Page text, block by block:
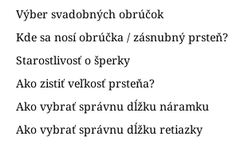
Výber svadobných obrúčok
Kde sa nosí obrúčka / zásnubný prsteň?
Starostlivosť o šperky
Ako zistiť veľkosť prsteňa?
Ako vybrať správnu dĺžku náramku
Ako vybrať správnu dĺžku retiazky